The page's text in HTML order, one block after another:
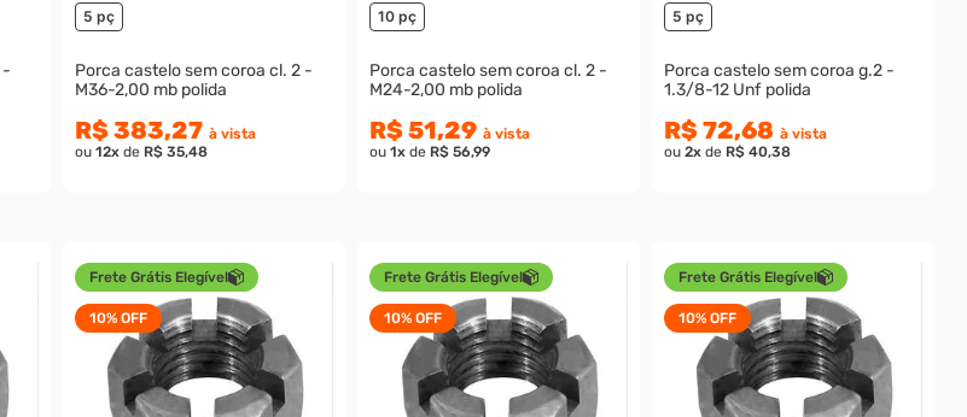
5 pç
Porca castelo sem coroa cl. 2 -
M36-2,00 mb polida
R$ 383,27 à vista
ou 12x de R$ 35,48
10 pç
Porca castelo sem coroa cl. 2 -
M24-2,00 mb polida
R$ 51,29 à vista
ou 1x de R$ 56,99
5 pç
Porca castelo sem coroa g.2 -
1.3/8-12 Unf polida
R$ 72,68 à vista
ou 2x de R$ 40,38
Frete Grátis Elegível
10% OFF
Frete Grátis Elegível
10% OFF
Frete Grátis Elegível
10% OFF